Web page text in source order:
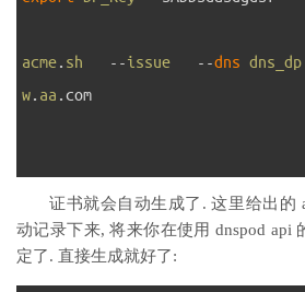
acme. sh --issue --dns dns_dp
w. aa .com
证书就会自动生成了. 这里给出的
动记录下来, 将来你在使用 dnspod api
定了. 直接生成就好了: